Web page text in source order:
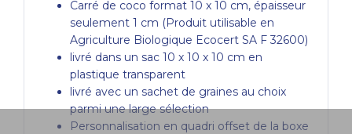
Carré de coco format 10 x 10 cm, épaisseur
seulement 1 cm (Produit utilisable en
Agriculture Biologique Ecocert SA F 32600)
livré dans un sac 10 x 10 x 10 cm en
plastique transparent
livré avec un sachet de graines au choix
parmi une large sélection
Personnalisation en quadri offset de la boxe